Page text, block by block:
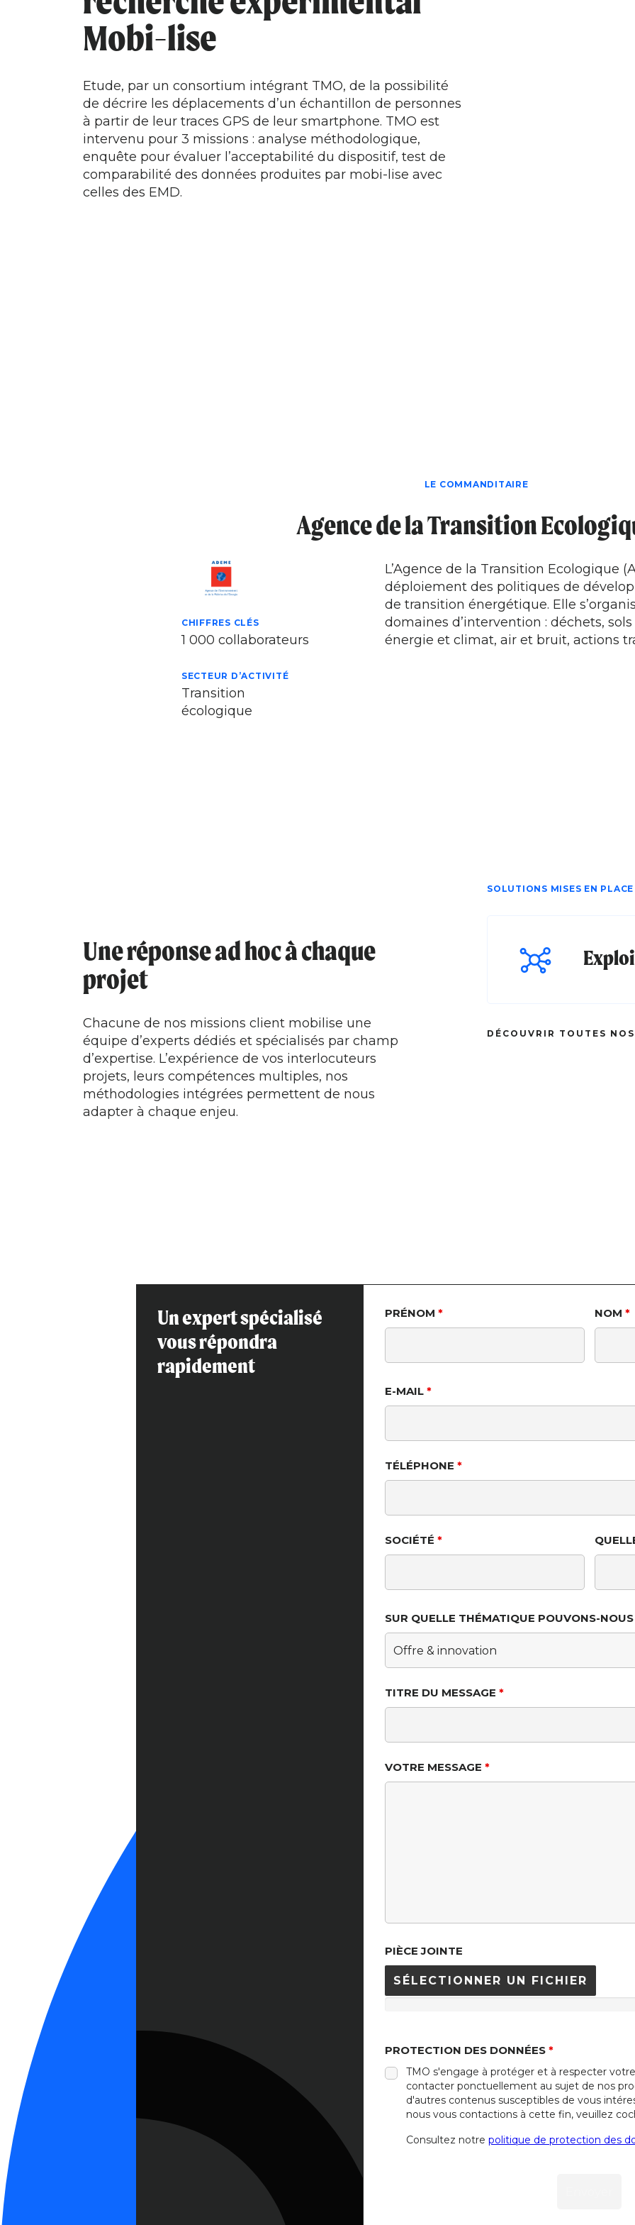
Mobi-lise
Etude, par un consortium intégrant TMO, de la possibilité
de décrire les déplacements d’un échantillon de personnes
à partir de leur traces GPS de leur smartphone. TMO est
intervenu pour 3 missions : analyse méthodologique,
enquête pour évaluer l’acceptabilité du dispositif, test de
comparabilité des données produites par mobi-lise avec
celles des EMD.
LE COMMANDITAIRE
Agence de la Transition
CHIFFRES CLÉS
1 000 collaborateurs
SECTEUR D’ACTIVITÉ
Transition
écologique
L’Agence de la Transition Ecologique
déploiement des politiques de
de transition énergétique. Elle
domaines d’intervention : déchets,
énergie et climat, air et bruit, actions
Une réponse ad hoc à chaque
projet
Chacune de nos missions client mobilise une
équipe d’experts dédiés et spécialisés par champ
d’expertise. L’expérience de vos interlocuteurs
projets, leurs compétences multiples, nos
méthodologies intégrées permettent de nous
adapter à chaque enjeu.
SOLUTIONS MISES EN PLACE
DÉCOUVRIR TOUTES
Un expert spécialisé
vous répondra
rapidement
PRÉNOM * NOM*
E-MAIL *
TÉLÉPHONE *
SOCIÉTÉ *
SUR QUELLE THÉMATIQUE POUVONS-
TITRE DU MESSAGE *
VOTRE MESSAGE *
PIÈCE JOINTE
SÉLECTIONNER UN FICHIER
PROTECTION DES DONNÉES *
TMO s'engage à protéger et à respecter
contacter ponctuellement au sujet de nos
d'autres contenus susceptibles de vous
nous vous contactions à cette fin, veuillez
Consultez notre politique de protection des